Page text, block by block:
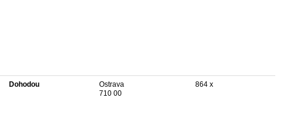
Dohodou
Ostrava
710 00
864 x